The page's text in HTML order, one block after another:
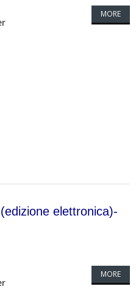
MORE
elettronica)-
MORE